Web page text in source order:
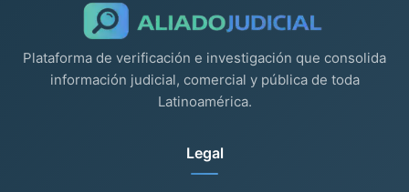
Plataforma de verificación e investigación que consolida
información judicial, comercial y pública de toda
Latinoamérica.
Legal